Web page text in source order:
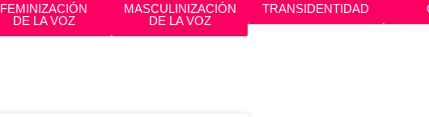
FEMINIZACIÓN
DE LA VOZ
MASCULINIZACIÓN
DE LA VOZ
TRANSIDENTIDAD